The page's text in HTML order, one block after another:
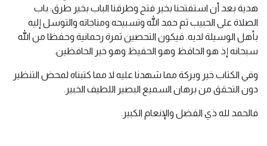
هدية بعد أن استفتحنا بخير فتح وطرقنا الباب بخير طرق: باب
الصلاة على الحبيب ثم حمد الله وتسبيحه ومناجاته والتوسل إليه
بأهل الوسيلة لديه. فيكون التحصين ثمرة رحمانية وحفظا من الله
سبحانه إذ هو الحافظ وهو الحفيظ وهو خير الحافظين.
وفي الكتاب خير وبركة مما شهدنا عليه لا مما كتبناه لمحض التنظير
دون التحقق من برهان السميع البصير اللطيف الخبير.
فالحمد لله ذي الفضل والإنعام الكبير.